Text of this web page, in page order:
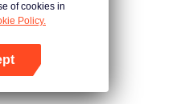
of cookies in
Policy.